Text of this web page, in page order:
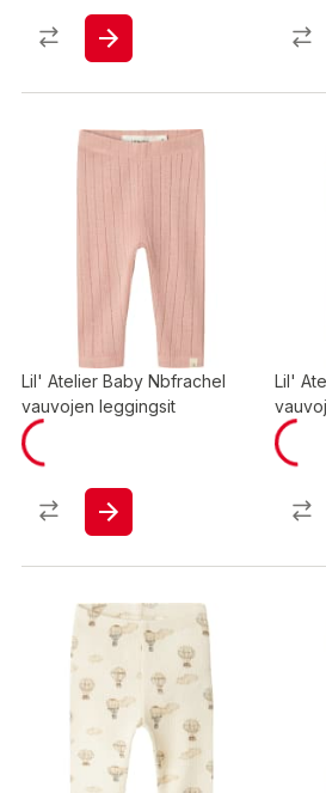
Lil' Atelier Baby Nbfrachel
vauvojen leggingsit
Lil'